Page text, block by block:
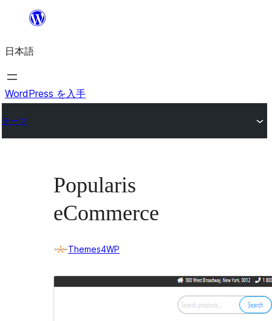
を
ス
キ
プ
日本語
WordPress を入手
テーマ
Popularis
eCommerce
Themes4WP